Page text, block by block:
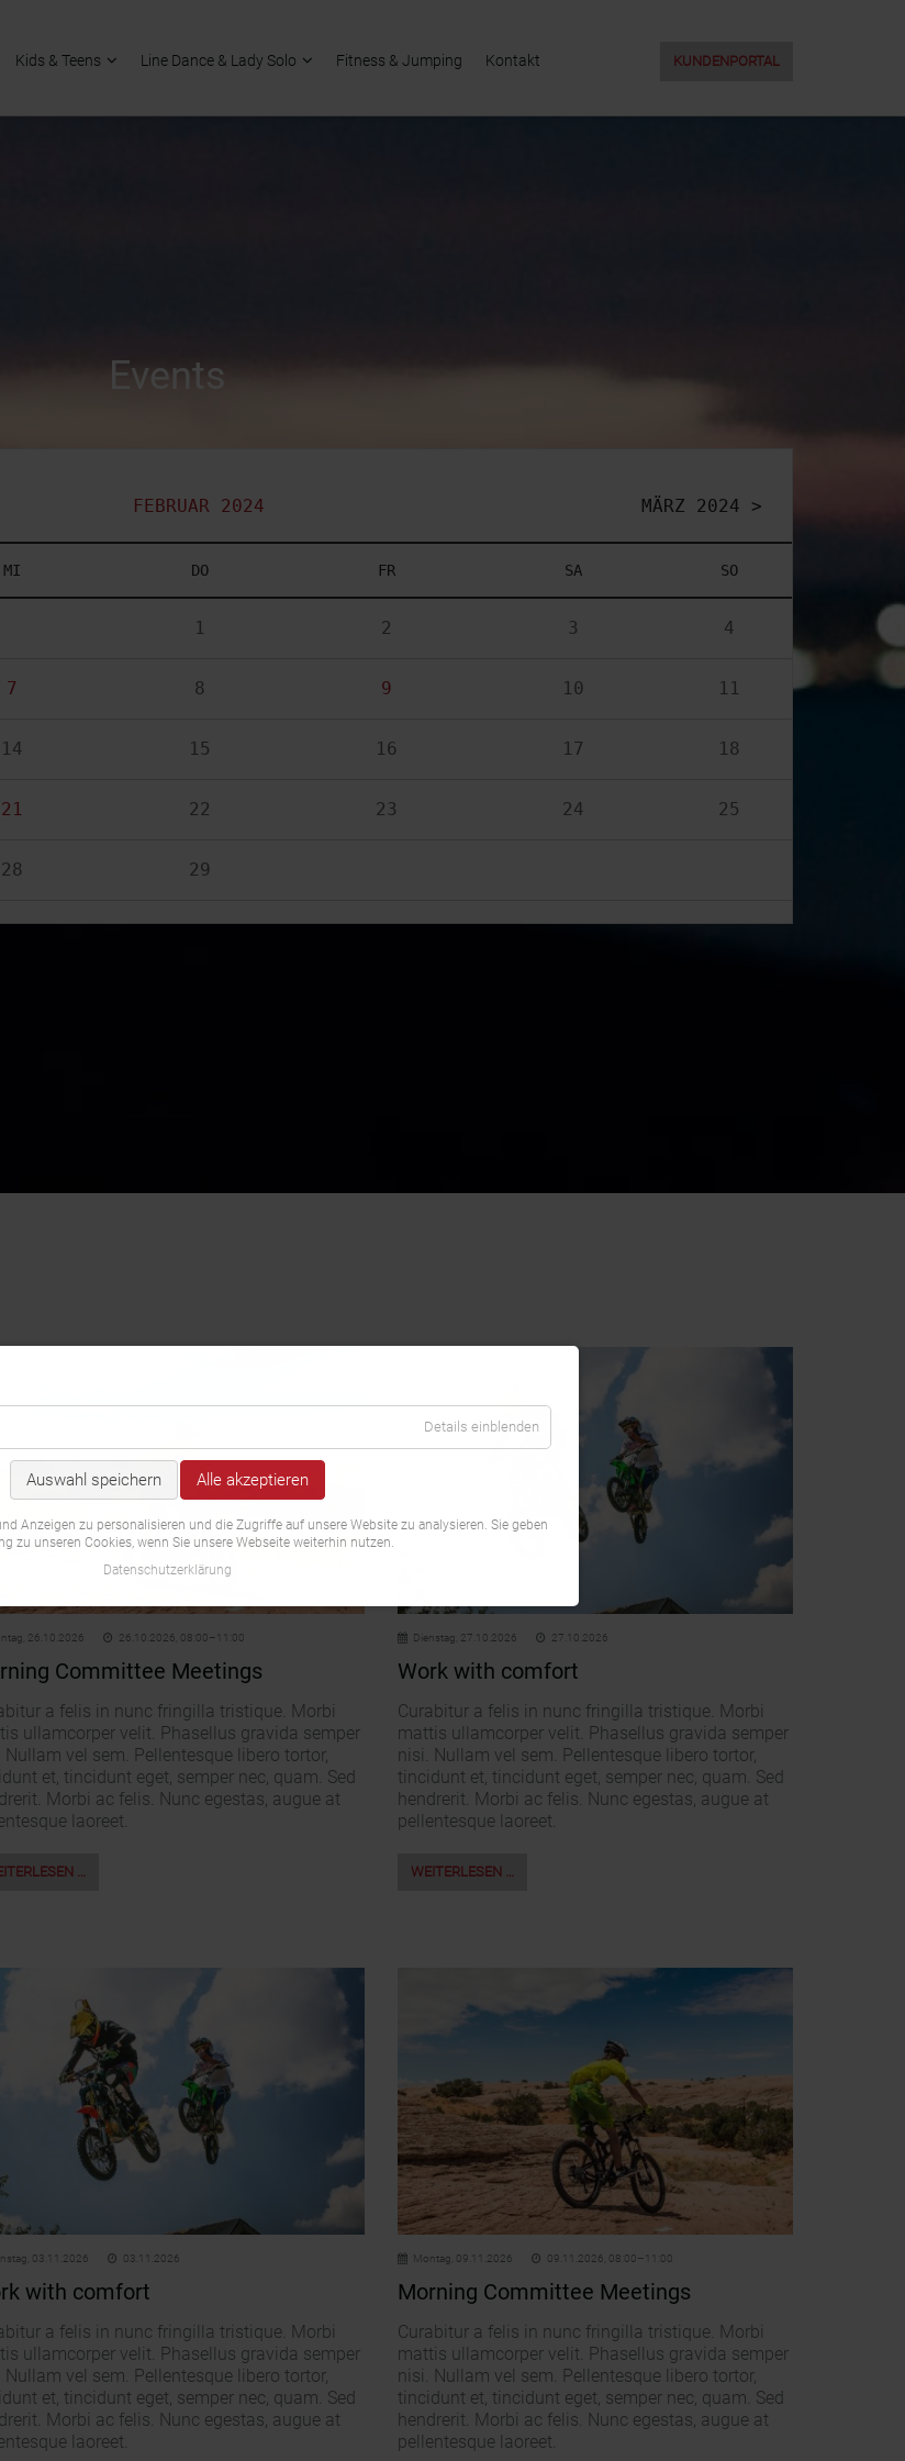
Kids & Teens Line Dance & Lady Solo Fitness & Jumping Kontakt KUNDENPORTAL
Events
FEBRUAR 2024 MÄRZ 2024 >
MI DO FR SA SO
1 2 3 4
7 8 9 10 11
14 15 16 17 18
21 22 23 24 25
28 29
26.10.2026 26.10.2026, 08:00–11:00
Committee Meetings
a felis in nunc fringilla tristique. Morbi
ullamcorper velit. Phasellus gravida semper
Nullam vel sem. Pellentesque libero tortor,
et, tincidunt eget, semper nec, quam. Sed
Morbi ac felis. Nunc egestas, augue at
laoreet.
…
Dienstag, 27.10.2026 27.10.2026
Work with comfort
Curabitur a felis in nunc fringilla tristique. Morbi
mattis ullamcorper velit. Phasellus gravida semper
nisi. Nullam vel sem. Pellentesque libero tortor,
tincidunt et, tincidunt eget, semper nec, quam. Sed
hendrerit. Morbi ac felis. Nunc egestas, augue at
pellentesque laoreet.
WEITERLESEN …
03.11.2026 03.11.2026
with comfort
a felis in nunc fringilla tristique. Morbi
ullamcorper velit. Phasellus gravida semper
Nullam vel sem. Pellentesque libero tortor,
et, tincidunt eget, semper nec, quam. Sed
Morbi ac felis. Nunc egestas, augue at
laoreet.
Montag, 09.11.2026 09.11.2026, 08:00–11:00
Morning Committee Meetings
Curabitur a felis in nunc fringilla tristique. Morbi
mattis ullamcorper velit. Phasellus gravida semper
nisi. Nullam vel sem. Pellentesque libero tortor,
tincidunt et, tincidunt eget, semper nec, quam. Sed
hendrerit. Morbi ac felis. Nunc egestas, augue at
pellentesque laoreet.
Details einblenden
Auswahl speichern Alle akzeptieren
Anzeigen zu personalisieren und die Zugriffe auf unsere Website zu analysieren. Sie geben
zu unseren Cookies, wenn Sie unsere Webseite weiterhin nutzen.
Datenschutzerklärung